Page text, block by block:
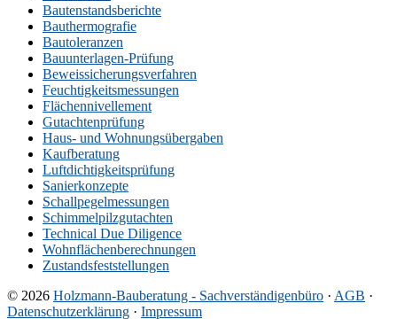
Bautenstandsberichte
Bauthermografie
Bautoleranzen
Bauunterlagen-Prüfung
Beweissicherungsverfahren
Feuchtigkeitsmessungen
Flächennivellement
Gutachtenprüfung
Haus- und Wohnungsübergaben
Kaufberatung
Luftdichtigkeitsprüfung
Sanierkonzepte
Schallpegelmessungen
Schimmelpilzgutachten
Technical Due Diligence
Wohnflächenberechnungen
Zustandsfeststellungen
© 2026 Holzmann-Bauberatung - Sachverständigenbüro · AGB ·
Datenschutzerklärung · Impressum